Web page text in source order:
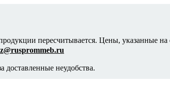
пересчитывается. Цены, указанные
доставленные неудобства.